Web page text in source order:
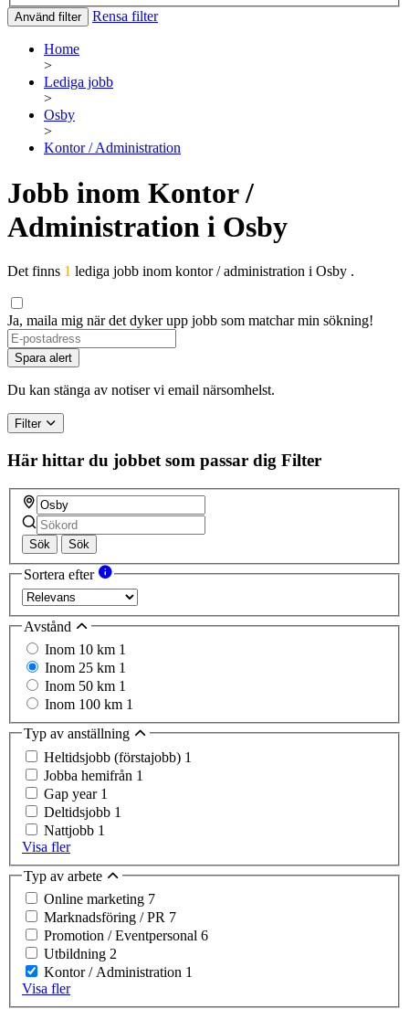
Använd filter Rensa filter
Home
>
Lediga jobb
>
Osby
>
Kontor / Administration
Jobb inom Kontor /
Administration i Osby
Det finns 1 lediga jobb inom kontor / administration i Osby .
Ja, maila mig när det dyker upp jobb som matchar min sökning!
If
you
are
a
ignore
this
field
Spara alert
Du kan stänga av notiser vi email närsomhelst.
Filter
Här hittar du jobbet som passar dig Filter
Sök Sök
Sortera efter
Avstånd
Inom 10 km 1
Inom 25 km 1
Inom 50 km 1
Inom 100 km 1
Typ av anställning
Heltidsjobb (förstajobb) 1
Jobba hemifrån 1
Gap year 1
Deltidsjobb 1
Nattjobb 1
Visa fler
Typ av arbete
Online marketing 7
Marknadsföring / PR 7
Promotion / Eventpersonal 6
Utbildning 2
Kontor / Administration 1
Visa fler